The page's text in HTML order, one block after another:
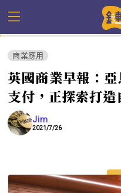
商業應用
英國商業早報：
支付，正探索打
Jim
2021/7/26